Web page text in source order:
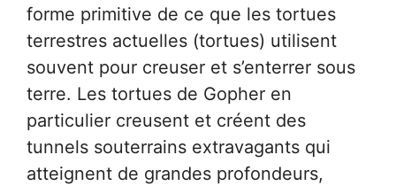
forme primitive de ce que les tortues
terrestres actuelles (tortues) utilisent
souvent pour creuser et s’enterrer sous
terre. Les tortues de Gopher en
particulier creusent et créent des
tunnels souterrains extravagants qui
atteignent de grandes profondeurs,